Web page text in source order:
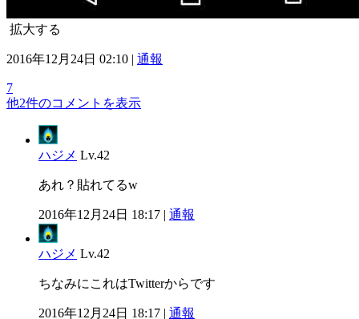
拡大する
2016年12月24日 02:10 | 通報
7
他2件のコメントを表示
ハジメ Lv.42
あれ？貼れてるw
2016年12月24日 18:17 | 通報
ハジメ Lv.42
ちなみにこれはTwitterからです
2016年12月24日 18:17 | 通報